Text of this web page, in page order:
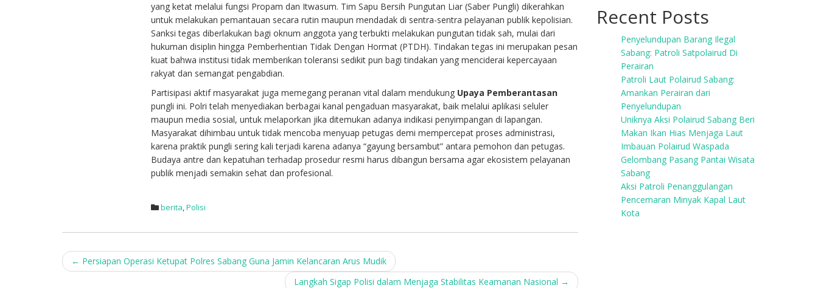
yang ketat melalui fungsi Propam dan Itwasum. Tim Sapu Bersih Pungutan Liar (Saber Pungli) dikerahkan
untuk melakukan pemantauan secara rutin maupun mendadak di sentra-sentra pelayanan publik kepolisian.
Sanksi tegas diberlakukan bagi oknum anggota yang terbukti melakukan pungutan tidak sah, mulai dari
hukuman disiplin hingga Pemberhentian Tidak Dengan Hormat (PTDH). Tindakan tegas ini merupakan pesan
kuat bahwa institusi tidak memberikan toleransi sedikit pun bagi tindakan yang menciderai kepercayaan
rakyat dan semangat pengabdian.
Partisipasi aktif masyarakat juga memegang peranan vital dalam mendukung Upaya Pemberantasan
pungli ini. Polri telah menyediakan berbagai kanal pengaduan masyarakat, baik melalui aplikasi seluler
maupun media sosial, untuk melaporkan jika ditemukan adanya indikasi penyimpangan di lapangan.
Masyarakat dihimbau untuk tidak mencoba menyuap petugas demi mempercepat proses administrasi,
karena praktik pungli sering kali terjadi karena adanya “gayung bersambut” antara pemohon dan petugas.
Budaya antre dan kepatuhan terhadap prosedur resmi harus dibangun bersama agar ekosistem pelayanan
publik menjadi semakin sehat dan profesional.
berita,Polisi
Post
← Persiapan Operasi Ketupat Polres Sabang Guna Jamin Kelancaran Arus Mudik
Langkah Sigap Polisi dalam Menjaga Stabilitas Keamanan Nasional →
Recent Posts
Penyelundupan Barang Ilegal
Sabang: Patroli Satpolairud Di
Perairan
Patroli Laut Polairud Sabang:
Amankan Perairan dari
Penyelundupan
Uniknya Aksi Polairud Sabang Beri
Makan Ikan Hias Menjaga Laut
Imbauan Polairud Waspada
Gelombang Pasang Pantai Wisata
Sabang
Aksi Patroli Penanggulangan
Pencemaran Minyak Kapal Laut
Kota